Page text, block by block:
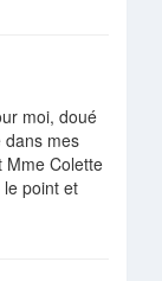
moi, doué
dans mes
Mme Colette
point et